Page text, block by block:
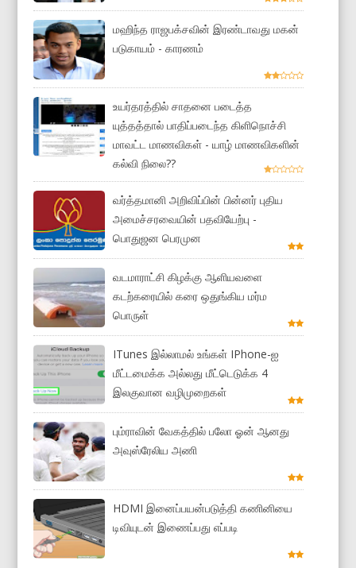
மஹிந்த ராஜபக்சவின் இரண்டாவது மகன்
படுகாயம் - காரணம்
உயர்தரத்தில் சாதனை படைத்த
யுத்தத்தால் பாதிப்படைந்த கிளிநொச்சி
மாவட்ட மாணவிகள் - யாழ் மாணவிகளின்
கல்வி நிலை??
வர்த்தமானி அறிவிப்பின் பின்னர் புதிய
அமைச்சரவையின் பதவியேற்பு -
பொதுஜன பெரமுன
வடமாராட்சி கிழக்கு ஆளியவளை
கடற்கரையில் கரை ஒதுங்கிய மர்ம
பொருள்
ITunes இல்லாமல் உங்கள் IPhone-ஐ
மீட்டமைக்க அல்லது மீட்டெடுக்க 4
இலகுவான வழிமுறைகள்
பும்ராவின் வேகத்தில் பலோ ஓன் ஆனது
அவுஸ்ரேலிய அணி
HDMI இனைப்பயன்படுத்தி கணினியை
டிவியுடன் இணைப்பது எப்படி